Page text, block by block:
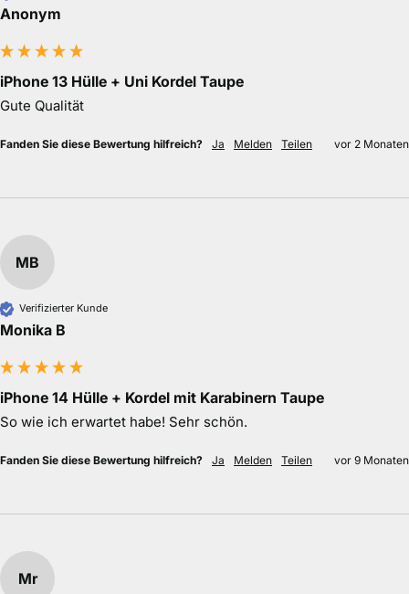
Anonym
iPhone 13 Hülle + Uni Kordel Taupe
Gute Qualität
Fanden Sie diese Bewertung hilfreich? Ja Melden Teilen vor 2 Monaten
MB
Verifizierter Kunde
Monika B
iPhone 14 Hülle + Kordel mit Karabinern Taupe
So wie ich erwartet habe! Sehr schön.
Fanden Sie diese Bewertung hilfreich? Ja Melden Teilen vor 9 Monaten
Mr